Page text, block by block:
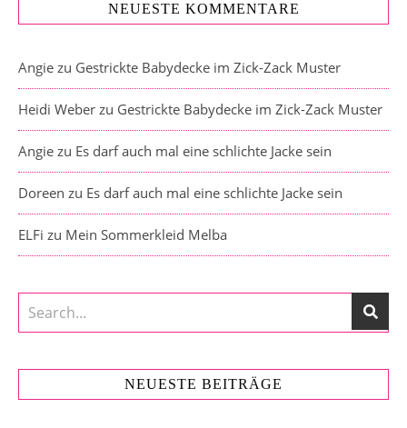
NEUESTE KOMMENTARE
Angie zu Gestrickte Babydecke im Zick-Zack Muster
Heidi Weber zu Gestrickte Babydecke im Zick-Zack Muster
Angie zu Es darf auch mal eine schlichte Jacke sein
Doreen zu Es darf auch mal eine schlichte Jacke sein
ELFi zu Mein Sommerkleid Melba
NEUESTE BEITRÄGE